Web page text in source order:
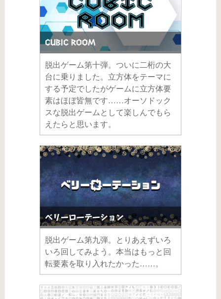
CUBIC ROOM
脱出ゲーム第十弾。ついに二桁の大
台に乗りました。立方体をテーマに
する予定でしたがゲームに立方体要
素はほぼ皆無です……オーソドック
スな脱出ゲームとして楽しんでもら
えたらと思います。
ベリーローテーション
脱出ゲーム第九弾。とりあえずいろ
いろ回してみよう。本当はもっと回
転要素を取り入れたかった……。